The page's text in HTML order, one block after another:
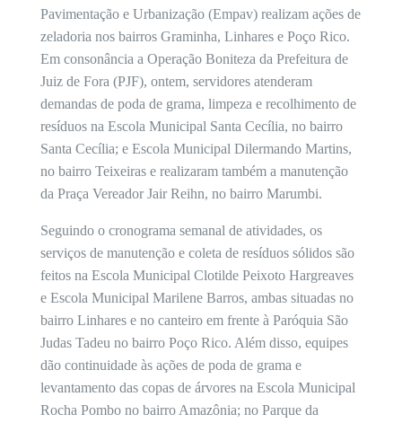
Pavimentação e Urbanização (Empav) realizam ações de
zeladoria nos bairros Graminha, Linhares e Poço Rico.
Em consonância a Operação Boniteza da Prefeitura de
Juiz de Fora (PJF), ontem, servidores atenderam
demandas de poda de grama, limpeza e recolhimento de
resíduos na Escola Municipal Santa Cecília, no bairro
Santa Cecília; e Escola Municipal Dilermando Martins,
no bairro Teixeiras e realizaram também a manutenção
da Praça Vereador Jair Reihn, no bairro Marumbi.
Seguindo o cronograma semanal de atividades, os
serviços de manutenção e coleta de resíduos sólidos são
feitos na Escola Municipal Clotilde Peixoto Hargreaves
e Escola Municipal Marilene Barros, ambas situadas no
bairro Linhares e no canteiro em frente à Paróquia São
Judas Tadeu no bairro Poço Rico. Além disso, equipes
dão continuidade às ações de poda de grama e
levantamento das copas de árvores na Escola Municipal
Rocha Pombo no bairro Amazônia; no Parque da